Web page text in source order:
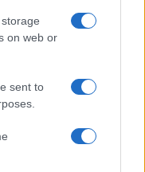
on web or
sent to